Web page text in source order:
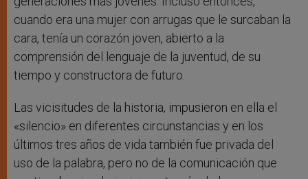
cuando era una mujer con arrugas que le surcaban la
cara, tenía un corazón joven, abierto a la
comprensión del lenguaje de la juventud, de su
tiempo y constructora de futuro.
Las vicisitudes de la historia, impusieron en ella el
«silencio» en diferentes circunstancias y en los
últimos tres años de vida también fue privada del
uso de la palabra, pero no de la comunicación que